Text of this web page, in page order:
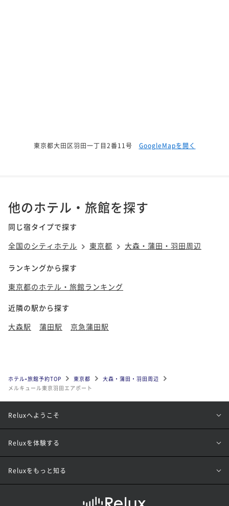
東京都大田区羽田一丁目2番11号 GoogleMapを開く
他のホテル・旅館を探す
同じ宿タイプで探す
全国のシティホテル
東京都 大森・蒲田・羽田周辺
ランキングから探す
東京都のホテル・旅館ランキング
近隣の駅から探す
大森駅
蒲田駅 京急蒲田駅
ホテル•旅館予約TOP 東京都
大森・蒲田・羽田周辺
メルキュール東京羽田エアポート
Reluxへようこそ
Reluxを体験する
Reluxをもっと知る